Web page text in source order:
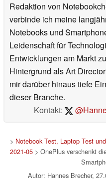
Redaktion von
verbinde ich meine
Notebooks und
Leidenschaft für
Entwicklungen am Markt
Hintergrund als Art
mir darüber hinaus tiefe
dieser Branche.
Kontakt:
> Notebook Test, Laptop Test
2021-05> OnePlus verschenkt
Autor: Hannes Brecher,